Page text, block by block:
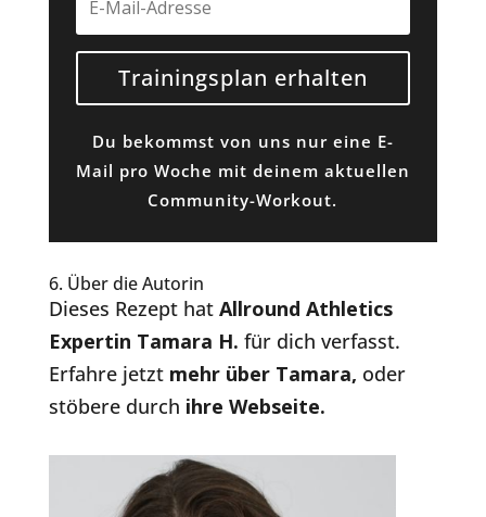
Trainingsplan erhalten
Du bekommst von uns nur eine E-
Mail pro Woche mit deinem aktuellen
Community-Workout.
6. Über die Autorin
Dieses Rezept hat Allround Athletics
Expertin Tamara H. für dich verfasst.
Erfahre jetzt mehr über Tamara, oder
stöbere durch ihre Webseite.